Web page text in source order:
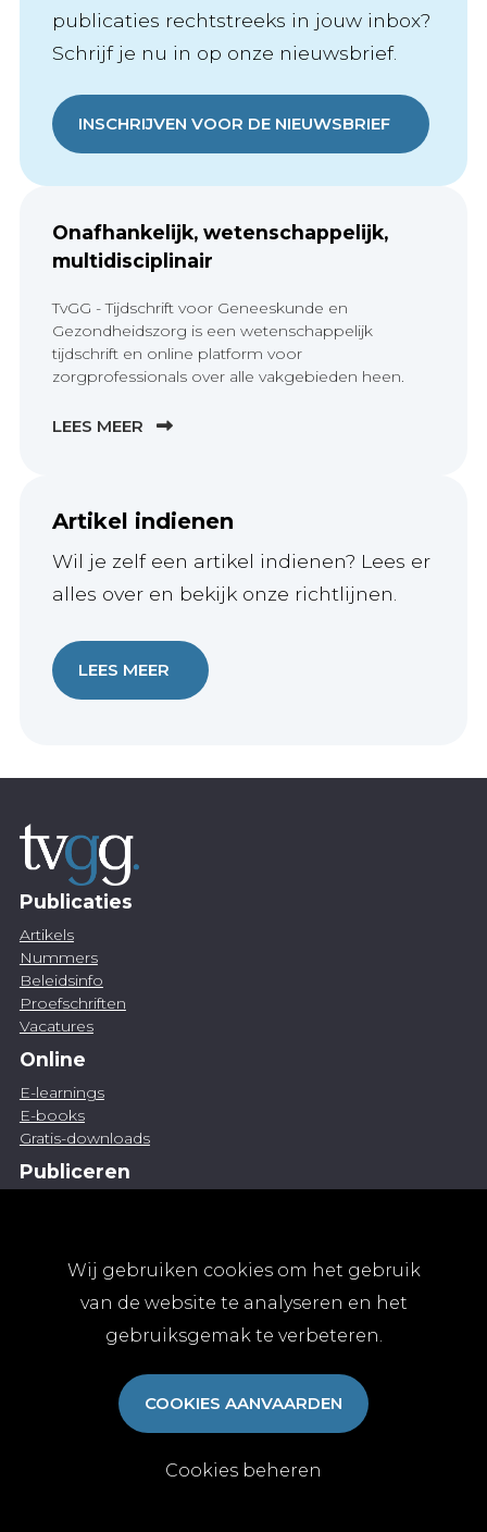
Wij gebruiken cookies om het gebruik
van de website te analyseren en het
gebruiksgemak te verbeteren.
COOKIES AANVAARDEN
Cookies beheren
publicaties rechtstreeks in jouw inbox?
Schrijf je nu in op onze nieuwsbrief.
INSCHRIJVEN VOOR DE NIEUWSBRIEF
Onafhankelijk, wetenschappelijk,
multidisciplinair
TvGG - Tijdschrift voor Geneeskunde en
Gezondheidszorg is een wetenschappelijk
tijdschrift en online platform voor
zorgprofessionals over alle vakgebieden heen.
LEES MEER
Artikel indienen
Wil je zelf een artikel indienen? Lees er
alles over en bekijk onze richtlijnen.
LEES MEER
Publicaties
Artikels
Nummers
Beleidsinfo
Proefschriften
Vacatures
Online
E-learnings
E-books
Gratis-downloads
Publiceren
Abonnementen
Algemene abonnementsvoorwaarden